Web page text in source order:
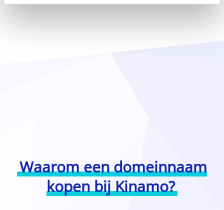
Waarom een domeinnaam
kopen bij Kinamo?